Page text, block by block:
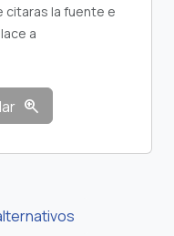
citaras la fuente e
a
zoom_in